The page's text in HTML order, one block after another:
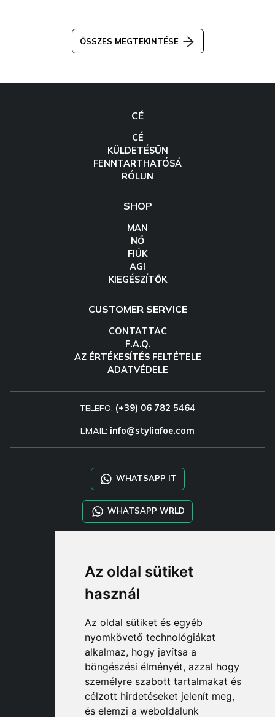
Az oldal sütiket
használ
Az oldal sütiket és egyéb
nyomkövető technológiákat
alkalmaz, hogy javítsa a
böngészési élményét, azzal hogy
személyre szabott tartalmakat és
célzott hirdetéseket jelenít meg,
és elemzi a weboldalunk
ÖSSZES MEGTEKINTÉSE
CÉ
CÉ
KÜLDETÉSÜN
FENNTARTHATÓSÁ
RÓLUN
SHOP
MAN
NŐ
FIÚK
AGI
KIEGÉSZÍTŐK
CUSTOMER SERVICE
CONTATTAC
F.A.Q.
AZ ÉRTÉKESÍTÉS FELTÉTELE
ADATVÉDELE
TELEFO: (+39) 06 782 5464
EMAIL: info@styliafoe.com
WHATSAPP IT
WHATSAPP WRLD
SHOP B2B
TAYLOR MADE ORDERS
DROPSHIPPING
FELHASZNÁL
REGISZTRÁLJON A CÍMEN
BEJELENTKEZÉ
BEVÁSÁRLÓKOSÁ